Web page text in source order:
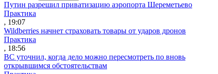
Путин разрешил приватизацию аэропорта Шереметьево
Практика
, 19:07
Wildberries начнет страховать товары от ударов дронов
Практика
, 18:56
ВС уточнил, когда дело можно пересмотреть по вновь
открывшимся обстоятельствам